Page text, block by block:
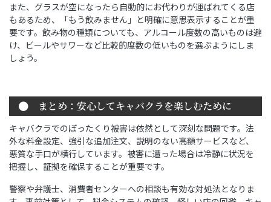
また、グラスが空になったら自動的にお代わりが運ばれてくる店
もあるため、「もう飲みません」と明確に意思表示することが重
要です。飲み物の種類についても、アルコール度数の高いものは避
け、ビールやサワーなど比較的度数の低いものを選ぶようにしま
しょう。
まとめ：安心してキャバクラを楽しむために
キャバクラでのぼったくり被害は依然として深刻な問題です。法
外な料金設定、強引な追加注文、説明のない高額サービスなど、
悪質な手口が横行しています。被害に遭った場合は冷静に状況を
把握し、証拠を確保することが重要です。
警察や弁護士、消費者センターへの相談も有効な対処法となりま